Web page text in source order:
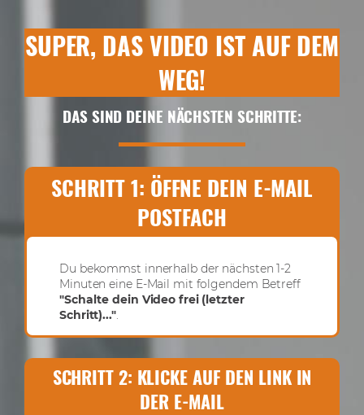
SUPER, DAS VIDEO IST AUF DEM
WEG!
DAS SIND DEINE NÄCHSTEN SCHRITTE:
SCHRITT 1: ÖFFNE DEIN E-MAIL
POSTFACH
Du bekommst innerhalb der nächsten 1-2
Minuten eine E-Mail mit folgendem Betreff
"Schalte dein Video frei (letzter
Schritt)...".
SCHRITT 2: KLICKE AUF DEN LINK IN
DER E-MAIL